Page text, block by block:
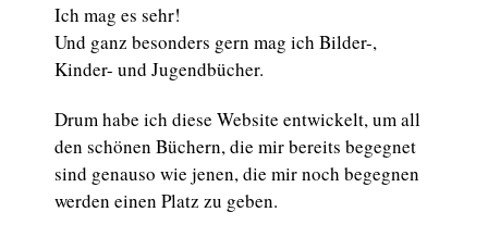
Ich mag es sehr!
Und ganz besonders gern mag ich Bilder-,
Kinder- und Jugendbücher.
Drum habe ich diese Website entwickelt, um all
den schönen Büchern, die mir bereits begegnet
sind genauso wie jenen, die mir noch begegnen
werden einen Platz zu geben.